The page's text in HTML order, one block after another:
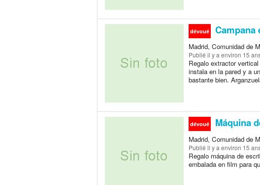
dévoué Campana
Madrid, Comunidad de
Publié il y a environ 15
Regalo extractor
instala en la pared y a
bastante bien.
dévoué Máquina
Madrid, Comunidad de
Publié il y a environ 15
Regalo máquina de
embalada en film para